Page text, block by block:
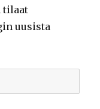
tilaat
uusista